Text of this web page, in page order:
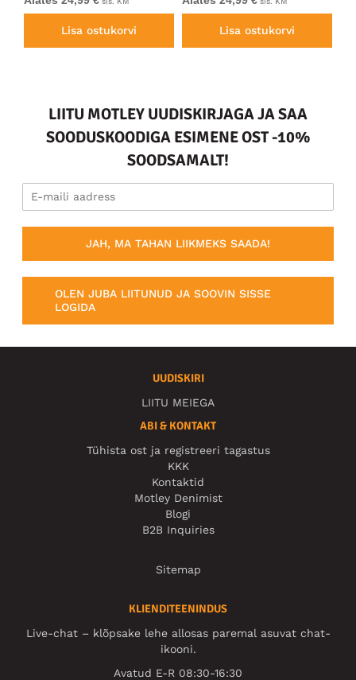
Lisa ostukorvi Lisa ostukorvi
LIITU MOTLEY UUDISKIRJAGA JA SAA
SOODUSKOODIGA ESIMENE OST -10%
SOODSAMALT!
JAH, MA TAHAN LIIKMEKS SAADA!
OLEN JUBA LIITUNUD JA SOOVIN SISSE
LOGIDA
UUDISKIRI
LIITU MEIEGA
ABI & KONTAKT
Tühista ost ja registreeri tagastus
KKK
Kontaktid
Motley Denimist
Blogi
B2B Inquiries
Sitemap
KLIENDITEENINDUS
Live-chat – klõpsake lehe allosas paremal asuvat chat-
ikooni.
Avatud E-R 08:30-16:30